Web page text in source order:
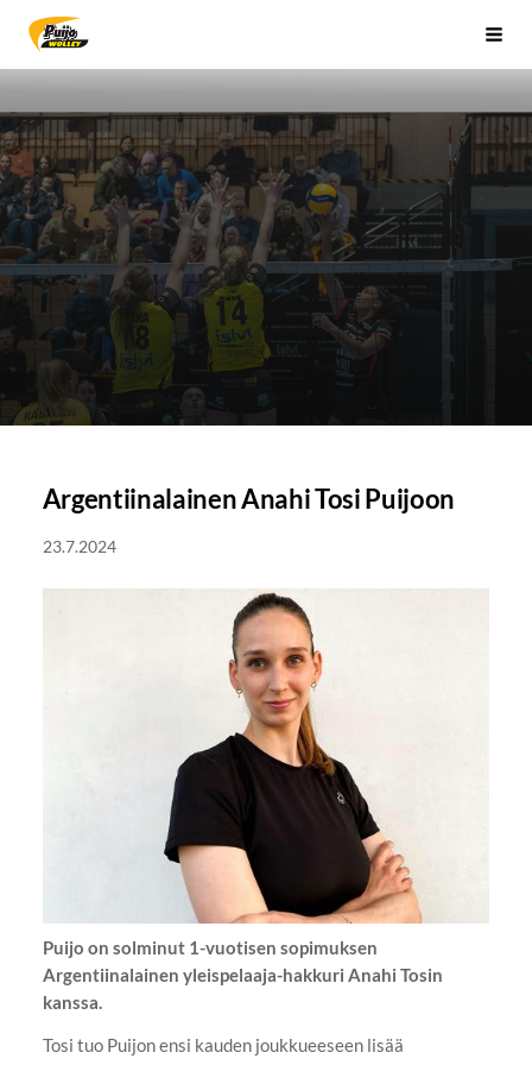
Siirry
sivun
Sivuston etusivulle
Argentiinalainen Anahi Tosi Puijoon
23.7.2024
Puijo on solminut 1-vuotisen sopimuksen
Argentiinalainen yleispelaaja-hakkuri Anahi Tosin
kanssa.
Tosi tuo Puijon ensi kauden joukkueeseen lisää